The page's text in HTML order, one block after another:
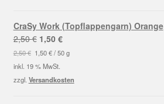
CraSy Work (Topflappengarn) Orange
2,50€ Ursprünglicher
Preis
war:
2,50 €
1,50 €Aktueller
Preis
1,50 €.
2,50€ 1,50€/50 g
inkl. 19 % MwSt.
zzgl. Versandkosten